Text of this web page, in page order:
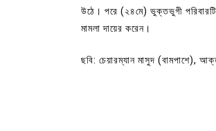
উঠে। পরে (২৪মে) ভুক্তভুগী
মামলা দায়ের করেন।
ছবি: চেয়ারম্যান মাসুদ (বামপাশে),